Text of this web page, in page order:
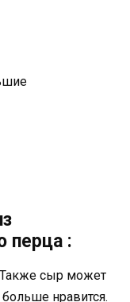
перца :
сыр может
нравится.